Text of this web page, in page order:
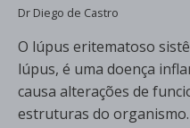
Dr Diego de Castro
O lúpus eritematoso
lúpus, é uma doença
causa alterações de
estruturas do organismo.